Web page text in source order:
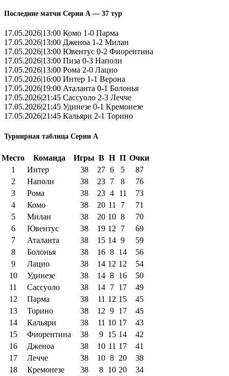
Последние матчи Серии А — 37 тур
17.05.2026|13:00 Комо 1-0 Парма
17.05.2026|13:00 Дженоа 1-2 Милан
17.05.2026|13:00 Ювентус 0-2 Фиорентина
17.05.2026|13:00 Пиза 0-3 Наполи
17.05.2026|13:00 Рома 2-0 Лацио
17.05.2026|16:00 Интер 1-1 Верона
17.05.2026|19:00 Аталанта 0-1 Болонья
17.05.2026|21:45 Сассуоло 2-3 Лечче
17.05.2026|21:45 Удинезе 0-1 Кремонезе
17.05.2026|21:45 Кальяри 2-1 Торино
Турнирная таблица Серии А
Место Команда Игры В Н П Очки
1
Интер 38 27 6 5
87
2
Наполи 38 23 7 8
76
3
Рома 38 23 4 11
73
4
Комо 38 20 11 7
71
5
Милан 38 20 10 8
70
6
Ювентус 38 19 12 7
69
7
Аталанта 38 15 14 9
59
8
Болонья 38 16 8 14
56
9
Лацио 38 14 12 12
54
10
Удинезе 38 14 8 16
50
11
Сассуоло 38 14 7 17
49
12
Парма 38 11 12 15
45
13
Торино 38 12 9 17
45
14
Кальяри 38 11 10 17
43
15
Фиорентина 38 9 15 14
42
16
Дженоа 38 10 11 17
41
17
Лечче 38 10 8 20
38
18
Кремонезе 38 8 10 20
34